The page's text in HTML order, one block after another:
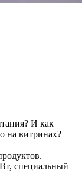
И как
на витринах?
специальный